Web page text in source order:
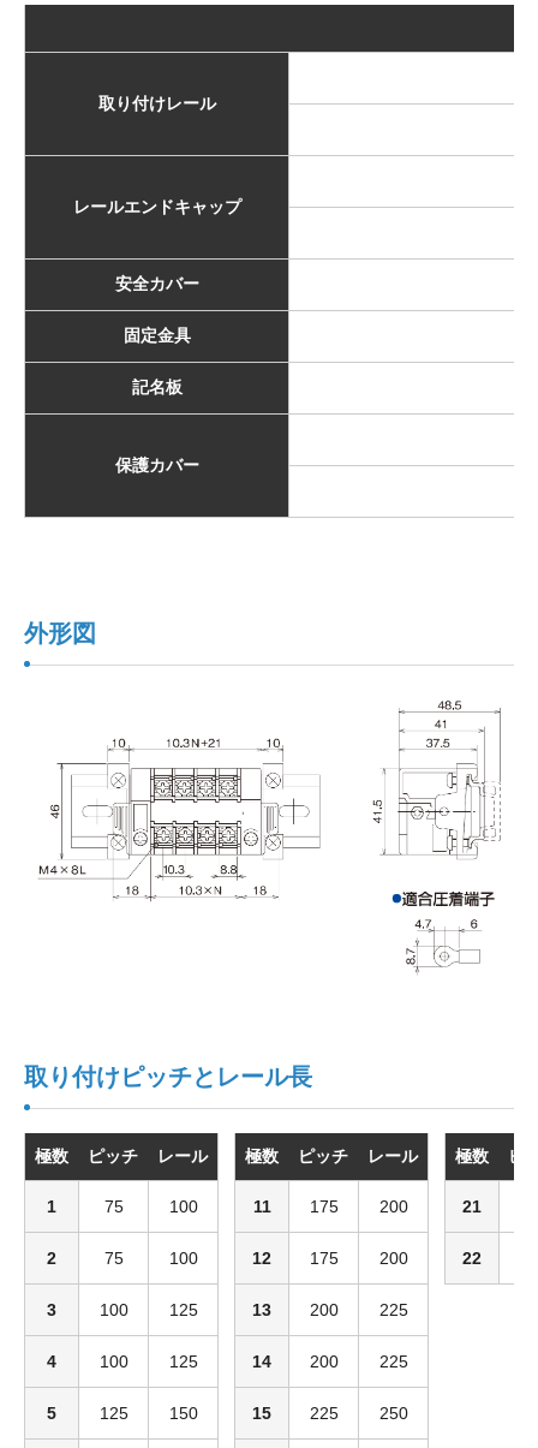
取り付けレール
レールエンドキャップ
安全カバー
固定金具
記名板
保護カバー
外形図
取り付けピッチとレール長
極数 ピッチ レール
1 75 100
2 75 100
3 100 125
4 100 125
5 125 150
極数 ピッチ レール
11 175 200
12 175 200
13 200 225
14 200 225
15 225 250
極数 ピ
21
22